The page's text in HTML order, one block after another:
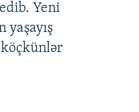
480p
720p
Yeni
yaşayış